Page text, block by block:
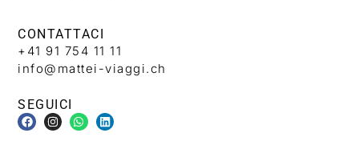
CONTATTACI
+41 91 754 11 11
info@mattei-viaggi.ch
SEGUICI